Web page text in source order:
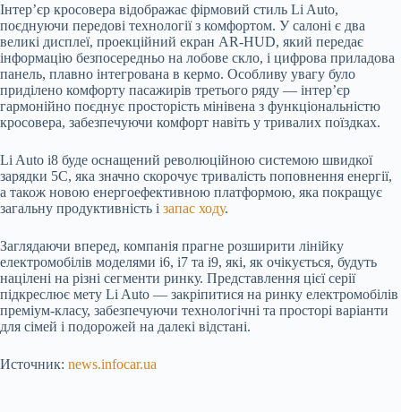
Інтер’єр кросовера відображає фірмовий стиль Li Auto,
поєднуючи передові технології з комфортом. У салоні є два
великі дисплеї, проекційний екран AR-HUD, який передає
інформацію безпосередньо на лобове скло, і цифрова приладова
панель, плавно інтегрована в кермо. Особливу увагу було
приділено комфорту пасажирів третього ряду — інтер’єр
гармонійно поєднує просторість мінівена з функціональністю
кросовера, забезпечуючи комфорт навіть у тривалих поїздках.
Li Auto i8 буде оснащений революційною системою швидкої
зарядки 5C, яка значно скорочує тривалість поповнення енергії,
а також новою енергоефективною платформою, яка покращує
загальну продуктивність і запас ходу.
Заглядаючи вперед, компанія прагне розширити лінійку
електромобілів моделями i6, i7 та i9, які, як очікується, будуть
націлені на різні сегменти ринку. Представлення цієї серії
підкреслює мету Li Auto — закріпитися на ринку електромобілів
преміум-класу, забезпечуючи технологічні та просторі варіанти
для сімей і подорожей на далекі відстані.
Источник: news.infocar.ua